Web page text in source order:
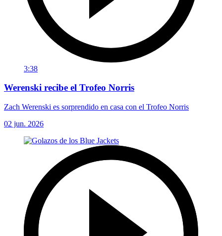
3:38
Werenski recibe el Trofeo Norris
Zach Werenski es sorprendido en casa con el Trofeo Norris
02 jun. 2026